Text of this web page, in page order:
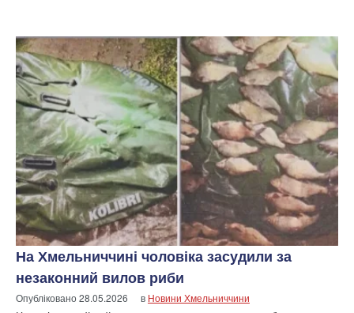
На Хмельниччині чоловіка засудили за
незаконний вилов риби
Опубліковано28.05.2026 в Новини Хмельниччини